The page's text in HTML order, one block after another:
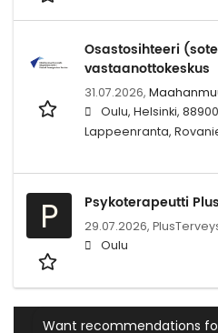
Osastosihteeri
vastaanottokeskus
31.07.2026,
Oulu, Helsinki,
Lappeenranta,
P Psykoterapeutti
29.07.2026,
Oulu
Want recommendations